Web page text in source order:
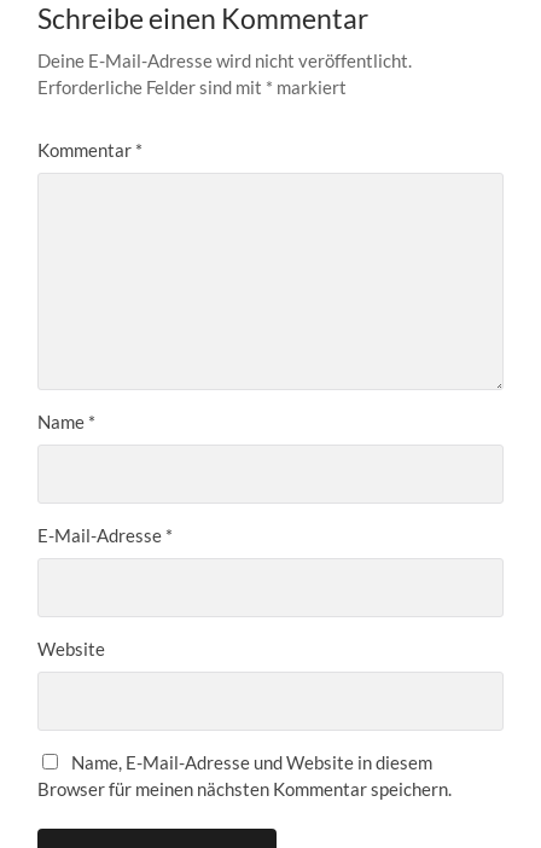
Schreibe einen Kommentar
Deine E-Mail-Adresse wird nicht veröffentlicht.
Erforderliche Felder sind mit * markiert
Kommentar *
Name *
E-Mail-Adresse *
Website
Name, E-Mail-Adresse und Website in diesem
Browser für meinen nächsten Kommentar speichern.